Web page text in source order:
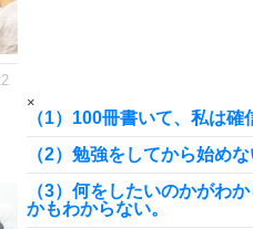
恋する人
×
（1）100冊書いて、私は確
（2）勉強をしてから始め
（3）何をしたいのかがわ
かもわからない。